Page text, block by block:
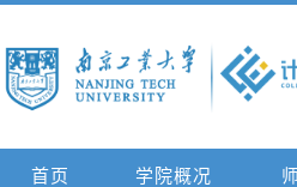
首页 学院概况